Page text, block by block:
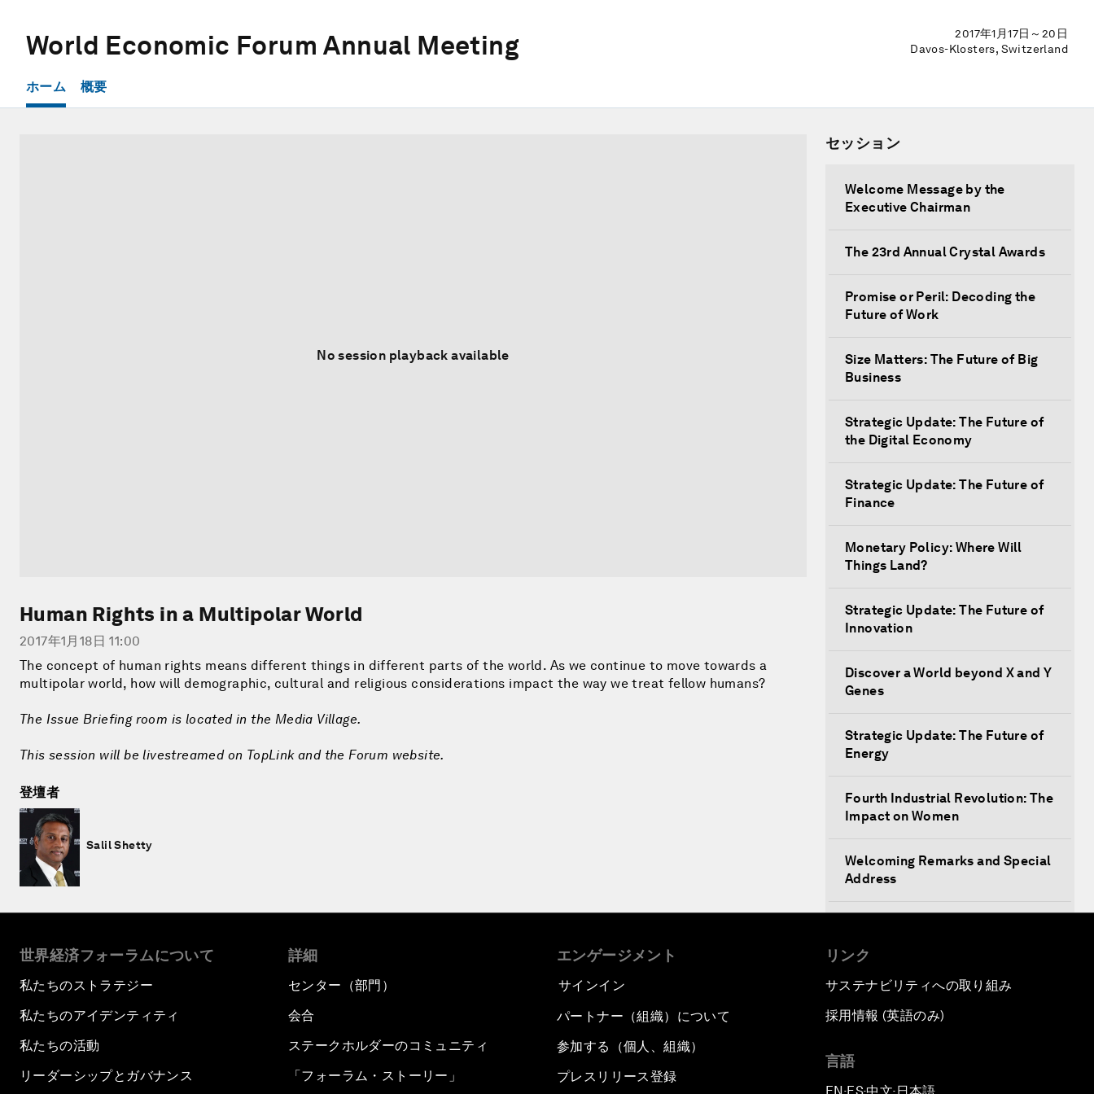
World Economic Forum Annual Meeting
2017年1月17日～20日
Davos-Klosters, Switzerland
ホーム 概要
No session playback available
Human Rights in a Multipolar World
2017年1月18日 11:00
The concept of human rights means different things in different parts of the world. As we continue to move towards a
multipolar world, how will demographic, cultural and religious considerations impact the way we treat fellow humans?
The Issue Briefing room is located in the Media Village.
This session will be livestreamed on TopLink and the Forum website.
登壇者
Salil Shetty
セッション
Welcome Message by the
Executive Chairman
The 23rd Annual Crystal Awards
Promise or Peril: Decoding the
Future of Work
Size Matters: The Future of Big
Business
Strategic Update: The Future of
the Digital Economy
Strategic Update: The Future of
Finance
Monetary Policy: Where Will
Things Land?
Strategic Update: The Future of
Innovation
Discover a World beyond X and Y
Genes
Strategic Update: The Future of
Energy
Fourth Industrial Revolution: The
Impact on Women
Welcoming Remarks and Special
Address
Republic of China
Fourth Industrial Revolution?
An Insight, An Idea with Matt
Damon and Gary White
世界経済フォーラムについて
私たちのストラテジー
私たちのアイデンティティ
私たちの活動
リーダーシップとガバナンス
詳細
センター（部門）
会合
ステークホルダーのコミュニティ
「フォーラム・ストーリー」
エンゲージメント
サインイン
パートナー（組織）について
参加する（個人、組織）
プレスリリース登録
リンク
サステナビリティへの取り組み
採用情報 (英語のみ)
言語
▪ ▪ ▪